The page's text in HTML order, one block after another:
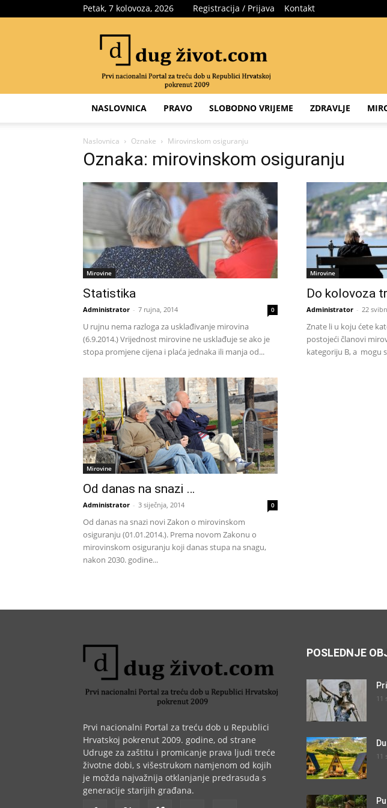
Petak, 7 kolovoza, 2026 Registracija / Prijava Kontakt
za
treću
dob
NASLOVNICA PRAVO SLOBODNO VRIJEME ZDRAVLJE
Naslovnica Oznake Mirovinskom osiguranju
Oznaka: mirovinskom osiguranju
Mirovine
Statistika
Administrator - 7 rujna, 2014 0
U rujnu nema razloga za usklađivanje mirovina
(6.9.2014.) Vrijednost mirovine ne usklađuje se ako je
stopa promjene cijena i plaća jednaka ili manja od...
Mirovine
Do kolovoza
Administrator - 22
Znate li u koju ćete
postojeći članovi
kategoriju B, a mogu
Mirovine
Od danas na snazi …
Administrator - 3 siječnja, 2014 0
Od danas na snazi novi Zakon o mirovinskom
osiguranju (01.01.2014.). Prema novom Zakonu o
mirovinskom osiguranju koji danas stupa na snagu,
nakon 2030. godine...
Prvi nacionalni Portal za treću dob u Republici
Hrvatskoj pokrenut 2009. godine, od strane
Udruge za zaštitu i promicanje prava ljudi treće
životne dobi, s višestrukom namjenom od kojih
je možda najvažnija otklanjanje predrasuda s
generacije starijih građana.
POSLEDNJE
11
11